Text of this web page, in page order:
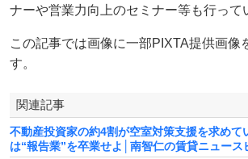
ナーや営業力向上のセミナー等も行って
この記事では画像に一部PIXTA提供画像
す。
関連記事
不動産投資家の約4割が空室対策支援を求めて
は“報告業”を卒業せよ│南智仁の賃貸ニュース